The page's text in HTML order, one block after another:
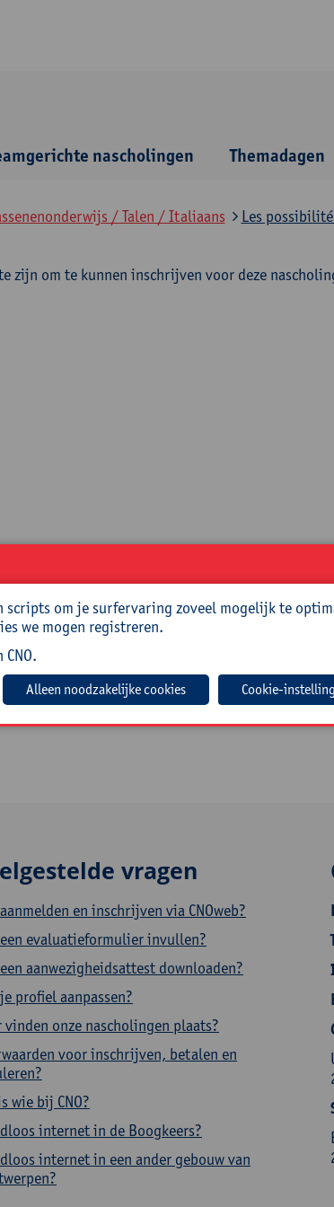
nascholingen Themadagen
/ Talen / Italiaans Les
zijn om te kunnen inschrijven voor deze
vragen
en inschrijven via CNOweb?
evaluatieformulier invullen?
aanwezigheidsattest downloaden?
profiel aanpassen?
vinden onze nascholingen plaats?
voor inschrijven, betalen en
wie bij CNO?
internet in de Boogkeers?
internet in een ander gebouw van
scripts om je surfervaring zoveel mogelijk te
we mogen registreren.
CNO.
Cookie-